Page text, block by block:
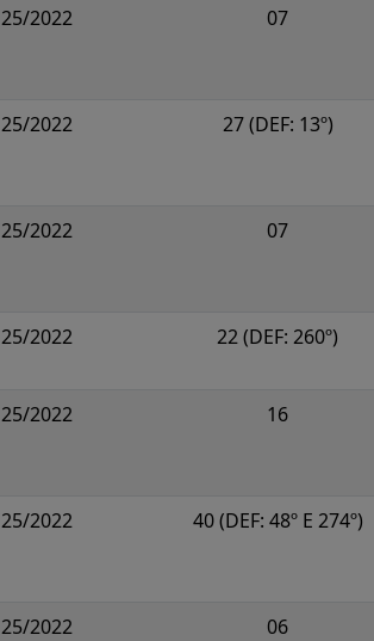
25/2022 07
25/2022 27 (DEF: 13º)
25/2022 07
25/2022 22 (DEF: 260º)
25/2022 16
25/2022 40 (DEF: 48º E 274º)
25/2022 06